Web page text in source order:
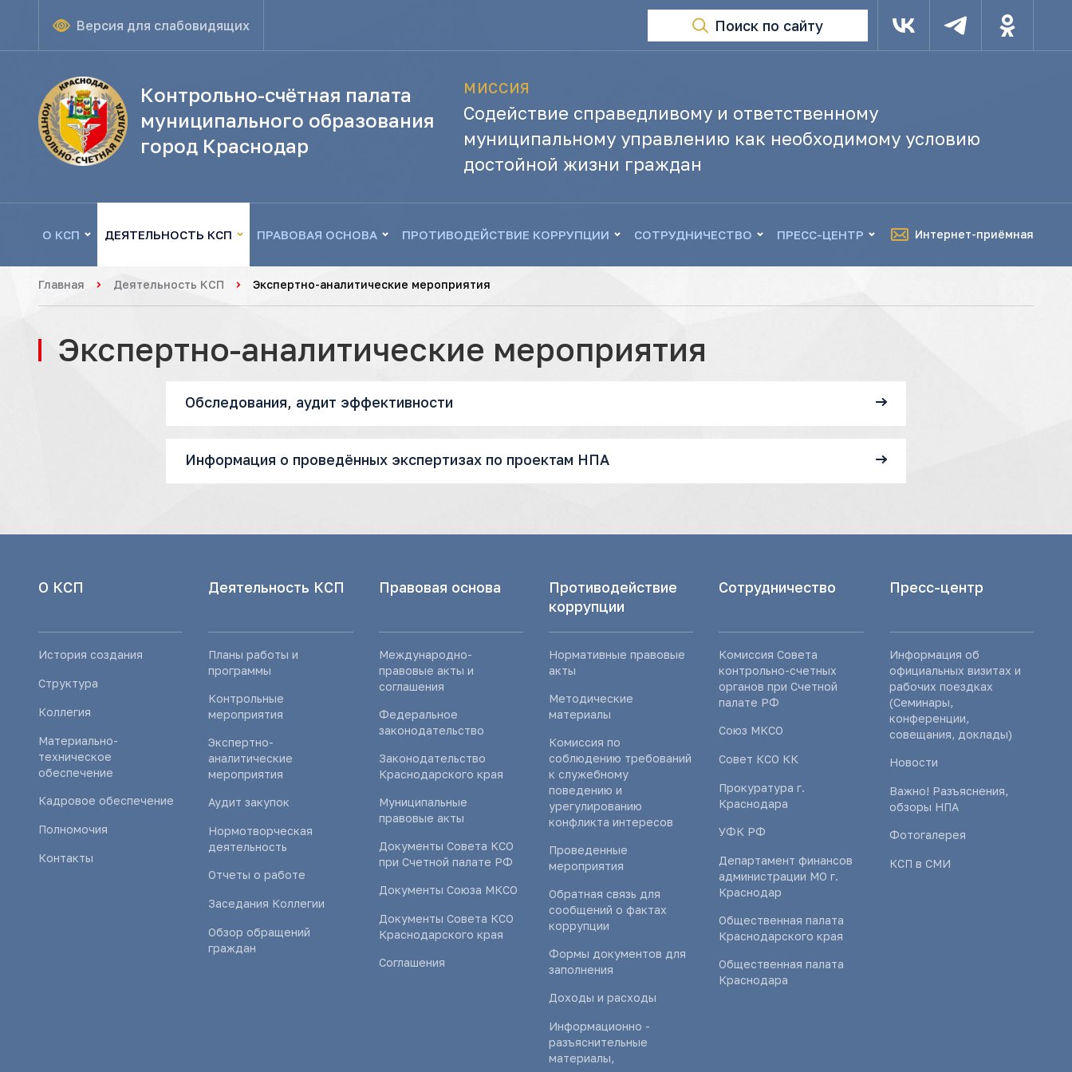
Версия для слабовидящих Поиск по сайту
Контрольно-счётная палата
муниципального образования
город Краснодар
МИССИЯ
Содействие справедливому и ответственному
муниципальному управлению как необходимому условию
достойной жизни граждан
О КСП ДЕЯТЕЛЬНОСТЬ КСП ПРАВОВАЯ ОСНОВА ПРОТИВОДЕЙСТВИЕ КОРРУПЦИИ СОТРУДНИЧЕСТВО ПРЕСС-ЦЕНТР Интернет-приёмная
Главная Деятельность КСП Экспертно-аналитические мероприятия
Экспертно-аналитические мероприятия
Обследования, аудит эффективности
Информация о проведённых экспертизах по проектам НПА
О КСП
История создания
Структура
Коллегия
Материально-
техническое
обеспечение
Кадровое обеспечение
Полномочия
Контакты
Деятельность КСП
Планы работы и
программы
Контрольные
мероприятия
Экспертно-
аналитические
мероприятия
Аудит закупок
Нормотворческая
деятельность
Отчеты о работе
Заседания Коллегии
Обзор обращений
граждан
Правовая основа
Международно-
правовые акты и
соглашения
Федеральное
законодательство
Законодательство
Краснодарского края
Муниципальные
правовые акты
Документы Совета КСО
при Счетной палате РФ
Документы Союза МКСО
Документы Совета КСО
Краснодарского края
Соглашения
Противодействие
коррупции
Нормативные правовые
акты
Методические
материалы
Комиссия по
соблюдению требований
к служебному
поведению и
урегулированию
конфликта интересов
Проведенные
мероприятия
Обратная связь для
сообщений о фактах
коррупции
Формы документов для
заполнения
Доходы и расходы
Информационно -
разъяснительные
материалы,
Сотрудничество
Комиссия Совета
контрольно-счетных
органов при Счетной
палате РФ
Союз МКСО
Совет КСО КК
Прокуратура г.
Краснодара
УФК РФ
Департамент финансов
администрации МО г.
Краснодар
Общественная палата
Краснодарского края
Общественная палата
Краснодара
Пресс-центр
Информация об
официальных визитах и
рабочих поездках
(Семинары,
конференции,
совещания, доклады)
Новости
Важно! Разъяснения,
обзоры НПА
Фотогалерея
КСП в СМИ